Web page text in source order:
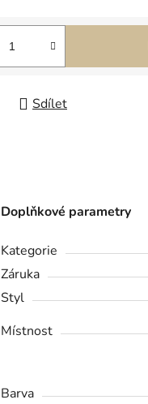
Sdílet
Doplňkové parametry
Kategorie
Záruka
Styl
Místnost
Barva